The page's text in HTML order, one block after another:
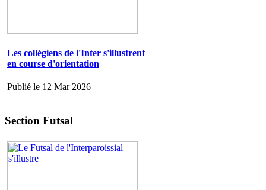
Les collégiens de l'Inter s'illustrent
en course d'orientation
Publié le 12 Mar 2026
Section Futsal